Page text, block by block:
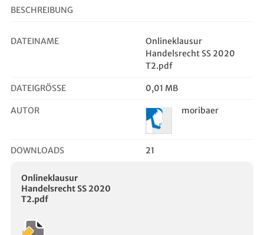
BESCHREIBUNG
DATEINAME
Onlineklausur
Handelsrecht SS 2020
T2.pdf
DATEIGRÖSSE 0,01 MB
AUTOR moribaer
DOWNLOADS 21
Onlineklausur
Handelsrecht SS 2020
T2.pdf